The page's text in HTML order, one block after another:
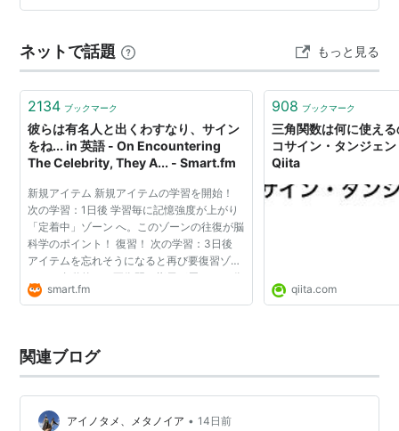
*1:Rated PG-13 for some frightening moments.
三角関数の一つ。正弦。sine .
リスト::数学関連。
し、あなたにとって最適な「仕事との向き合い方」を見
を感じなくなった「7つのサイン」 やりがいを失ってし
まう「5つの原因」 やりがいのサインと向き合い、どう
行動すべきか？ 感情を「言語…
ネットで話題 もっと見る
2134 ブックマーク
彼らは有名人と出くわすなり、サイン
をね... in 英語 - On Encountering
The Celebrity, They A... - Smart.fm
新規アイテム 新規アイテムの学習を開始！
次の学習：1日後 学習毎に記憶強度が上がり
「定着中」ゾーン へ。このゾーンの往復が脳
科学のポイント！ 復習！ 次の学習：3日後
アイテムを忘れそうになると再び要復習ゾー
ンへ。自動的に、要復習の指示が届きます 復
習！ 次の学習：3ヶ月後 ゾーンの往復毎に記
smart.fm
908 ブックマーク
三角関数は何に使え
コサイン・タンジェ
Qiita
qiita.com
関連ブログ
アイノタメ、メタノイア • 14日前